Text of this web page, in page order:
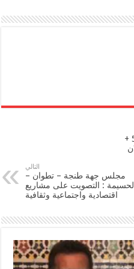
المؤتمر الوزاري الثامن “للحوار 5 +
التالي
مجلس جهة طنجة – تطوان –
: التصويت على مشاريع
اقتصادية واجتماعية وثقافية